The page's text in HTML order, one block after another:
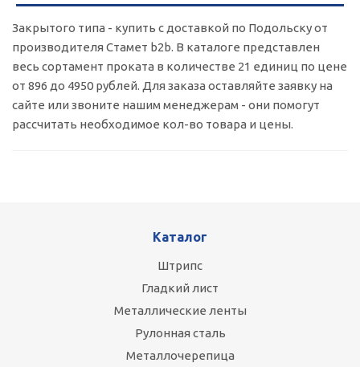
Закрытого типа - купить с доставкой по Подольску от
производителя Стамет b2b. В каталоге представлен
весь сортамент проката в количестве 21 единиц по цене
от 896 до 4950 рублей. Для заказа оставляйте заявку на
сайте или звоните нашим менеджерам - они помогут
рассчитать необходимое кол-во товара и цены.
Каталог
Штрипс
Гладкий лист
Металлические ленты
Рулонная сталь
Металлочерепица